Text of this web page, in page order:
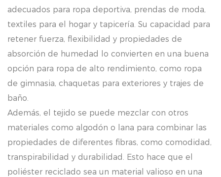
adecuados para ropa deportiva, prendas de moda,
textiles para el hogar y tapicería. Su capacidad para
retener fuerza, flexibilidad y propiedades de
absorción de humedad lo convierten en una buena
opción para ropa de alto rendimiento, como ropa
de gimnasia, chaquetas para exteriores y trajes de
baño.
Además, el tejido se puede mezclar con otros
materiales como algodón o lana para combinar las
propiedades de diferentes fibras, como comodidad,
transpirabilidad y durabilidad. Esto hace que el
poliéster reciclado sea un material valioso en una